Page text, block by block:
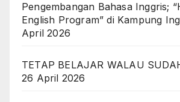
Pengembangan Bahasa Inggris;
English Program” di Kampung
April 2026
TETAP BELAJAR WALAU
26 April 2026